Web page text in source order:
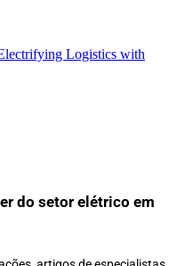
Logistics with
do setor elétrico em